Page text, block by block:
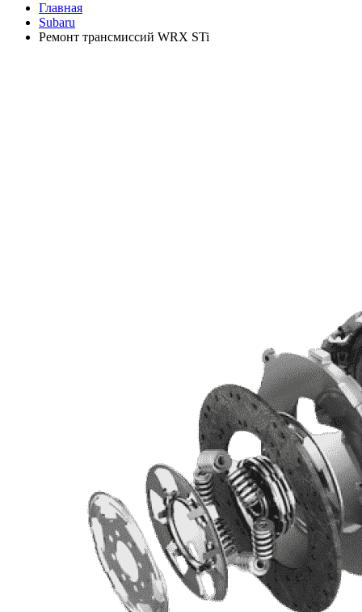
Главная
Subaru
Ремонт трансмиссий WRX STi